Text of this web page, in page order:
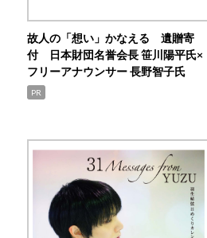
故人の「想い」かなえる 遺贈寄
付 日本財団名誉会長 笹川陽平氏×
フリーアナウンサー 長野智子氏
PR